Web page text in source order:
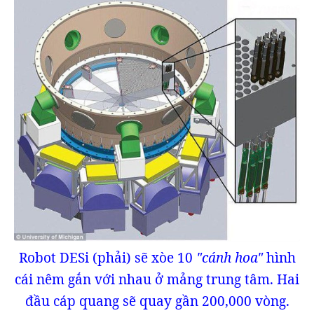
Robot DESi (phải) sẽ xòe 10 "cánh hoa"hình
cái nêm gắn với nhau ở mảng trung tâm. Hai
đầu cáp quang sẽ quay gần 200,000 vòng.